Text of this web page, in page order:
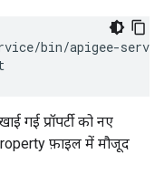
bin/apigee-
गई प्रॉपर्टी को नए
फ़ाइल में मौजूद